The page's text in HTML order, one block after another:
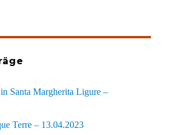
Santa Margherita Ligure –
Terre – 13.04.2023